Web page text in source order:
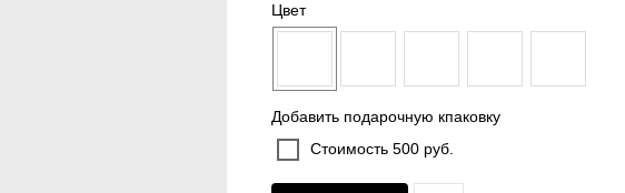
Цвет
Добавить подарочную кпаковку
Стоимость 500 руб.